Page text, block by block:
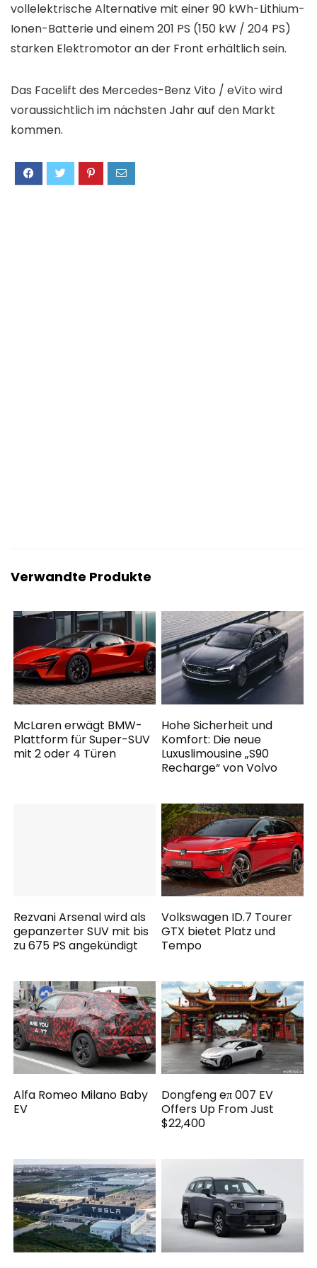
vollelektrische Alternative mit einer 90 kWh-Lithium-
Ionen-Batterie und einem 201 PS (150 kW / 204 PS)
starken Elektromotor an der Front erhältlich sein.
Das Facelift des Mercedes-Benz Vito / eVito wird
voraussichtlich im nächsten Jahr auf den Markt
kommen.
Verwandte Produkte
McLaren erwägt BMW-
Plattform für Super-SUV
mit 2 oder 4 Türen
Hohe Sicherheit und
Komfort: Die neue
Luxuslimousine „S90
Recharge“ von Volvo
Rezvani Arsenal wird als
gepanzerter SUV mit bis
zu 675 PS angekündigt
Volkswagen ID.7 Tourer
GTX bietet Platz und
Tempo
Alfa Romeo Milano Baby
EV
Dongfeng eπ 007 EV
Offers Up From Just
$22,400